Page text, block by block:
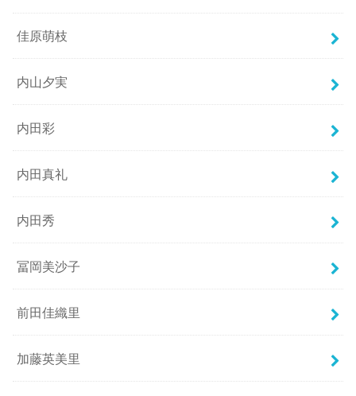
佳原萌枝
内山夕実
内田彩
内田真礼
内田秀
冨岡美沙子
前田佳織里
加藤英美里